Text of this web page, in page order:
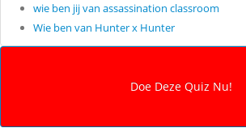
wie ben jij van assassination classroom
Wie ben van Hunter x Hunter